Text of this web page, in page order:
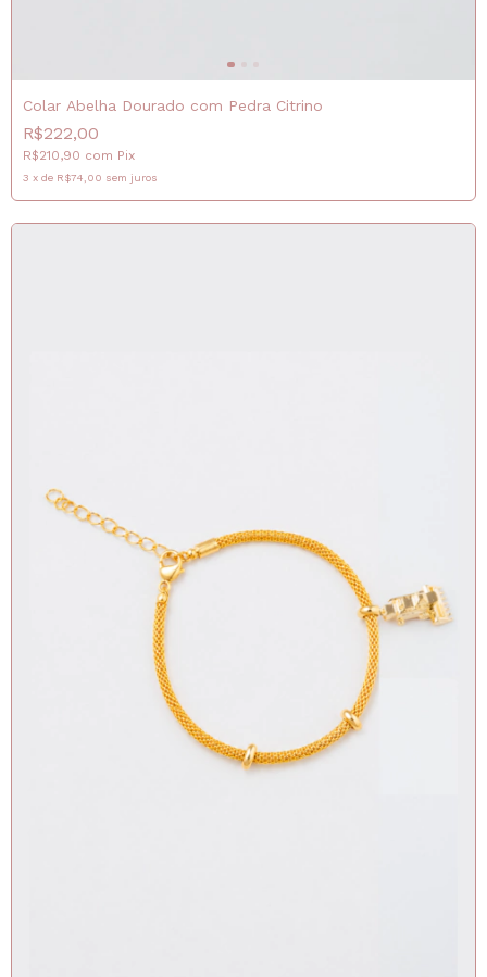
Colar Abelha Dourado com Pedra Citrino
R$222,00
R$210,90 com Pix
3 x de R$74,00 sem juros